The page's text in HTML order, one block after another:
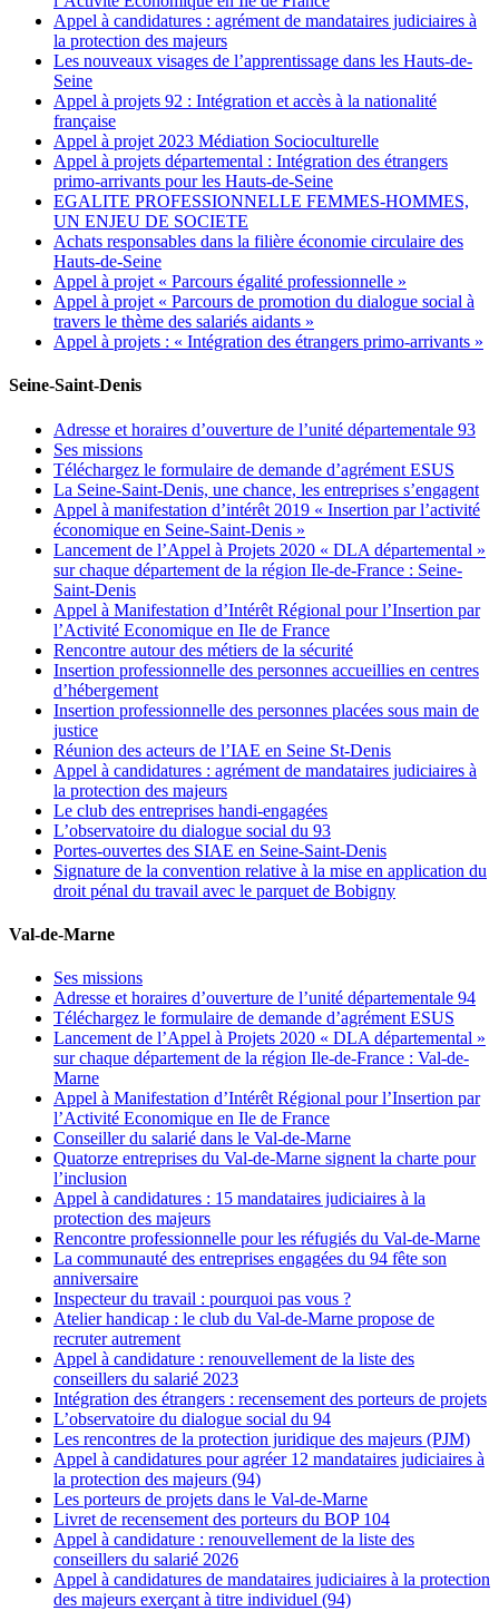
Appel à candidatures : agrément de mandataires judiciaires à
la protection des majeurs
Les nouveaux visages de l’apprentissage dans les Hauts-de-
Seine
Appel à projets 92 : Intégration et accès à la nationalité
française
Appel à projet 2023 Médiation Socioculturelle
Appel à projets départemental : Intégration des étrangers
primo-arrivants pour les Hauts-de-Seine
EGALITE PROFESSIONNELLE FEMMES-HOMMES,
UN ENJEU DE SOCIETE
Achats responsables dans la filière économie circulaire des
Hauts-de-Seine
Appel à projet « Parcours égalité professionnelle »
Appel à projet « Parcours de promotion du dialogue social à
travers le thème des salariés aidants »
Appel à projets : « Intégration des étrangers primo-arrivants »
Seine-Saint-Denis
Adresse et horaires d’ouverture de l’unité départementale 93
Ses missions
Téléchargez le formulaire de demande d’agrément ESUS
La Seine-Saint-Denis, une chance, les entreprises s’engagent
Appel à manifestation d’intérêt 2019 « Insertion par l’activité
économique en Seine-Saint-Denis »
Lancement de l’Appel à Projets 2020 « DLA départemental »
sur chaque département de la région Ile-de-France : Seine-
Saint-Denis
Appel à Manifestation d’Intérêt Régional pour l’Insertion par
l’Activité Economique en Ile de France
Rencontre autour des métiers de la sécurité
Insertion professionnelle des personnes accueillies en centres
d’hébergement
Insertion professionnelle des personnes placées sous main de
justice
Réunion des acteurs de l’IAE en Seine St-Denis
Appel à candidatures : agrément de mandataires judiciaires à
la protection des majeurs
Le club des entreprises handi-engagées
L’observatoire du dialogue social du 93
Portes-ouvertes des SIAE en Seine-Saint-Denis
Signature de la convention relative à la mise en application du
droit pénal du travail avec le parquet de Bobigny
Val-de-Marne
Ses missions
Adresse et horaires d’ouverture de l’unité départementale 94
Téléchargez le formulaire de demande d’agrément ESUS
Lancement de l’Appel à Projets 2020 « DLA départemental »
sur chaque département de la région Ile-de-France : Val-de-
Marne
Appel à Manifestation d’Intérêt Régional pour l’Insertion par
l’Activité Economique en Ile de France
Conseiller du salarié dans le Val-de-Marne
Quatorze entreprises du Val-de-Marne signent la charte pour
l’inclusion
Appel à candidatures : 15 mandataires judiciaires à la
protection des majeurs
Rencontre professionnelle pour les réfugiés du Val-de-Marne
La communauté des entreprises engagées du 94 fête son
anniversaire
Inspecteur du travail : pourquoi pas vous ?
Atelier handicap : le club du Val-de-Marne propose de
recruter autrement
Appel à candidature : renouvellement de la liste des
conseillers du salarié 2023
Intégration des étrangers : recensement des porteurs de projets
L’observatoire du dialogue social du 94
Les rencontres de la protection juridique des majeurs (PJM)
Appel à candidatures pour agréer 12 mandataires judiciaires à
la protection des majeurs (94)
Les porteurs de projets dans le Val-de-Marne
Livret de recensement des porteurs du BOP 104
Appel à candidature : renouvellement de la liste des
conseillers du salarié 2026
Appel à candidatures de mandataires judiciaires à la protection
des majeurs exerçant à titre individuel (94)